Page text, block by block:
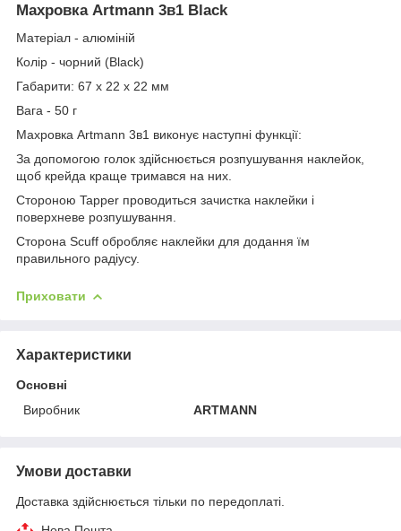
Махровка Artmann 3в1 Black
Матеріал - алюміній
Колір - чорний (Black)
Габарити: 67 х 22 х 22 мм
Вага - 50 г
Махровка Artmann 3в1 виконує наступні функції:
За допомогою голок здійснюється розпушування наклейок,
щоб крейда краще тримався на них.
Стороною Tapper проводиться зачистка наклейки і
поверхневе розпушування.
Сторона Scuff обробляє наклейки для додання їм
правильного радіусу.
Приховати
Характеристики
Основні
Виробник
ARTMANN
Умови доставки
Доставка здійснюється тільки по передоплаті.